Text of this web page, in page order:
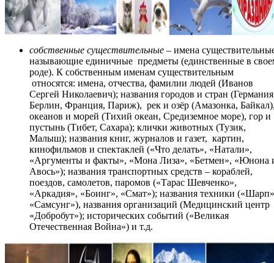
собственные существительные – имена
называющие единичные предметы (единственные в
роде). К собственным именам существительным
относятся: имена, отчества, фамилии людей (Иванов
Сергей Николаевич); названия городов и стран
Берлин, Франция, Париж), рек и озёр (Амазонка,
океанов и морей (Тихий океан, Средиземное море), гор и
пустынь (Тибет, Сахара); клички животных (Тузик,
Малыш); названия книг, журналов и газет, картин,
кинофильмов и спектаклей («Что делать», «Натали»,
«Аргументы и факты», «Мона Лиза», «Бетмен», «Юнона
Авось»); названия транспортных средств – кораблей,
поездов, самолетов, паромов («Тарас Шевченко»,
«Аркадия», «Боинг», «Смат»); названия техники
«Самсунг»), названия организаций (Медицинский центр
«Добробут»); исторических событий («Великая
Отечественная Война») и т.д.